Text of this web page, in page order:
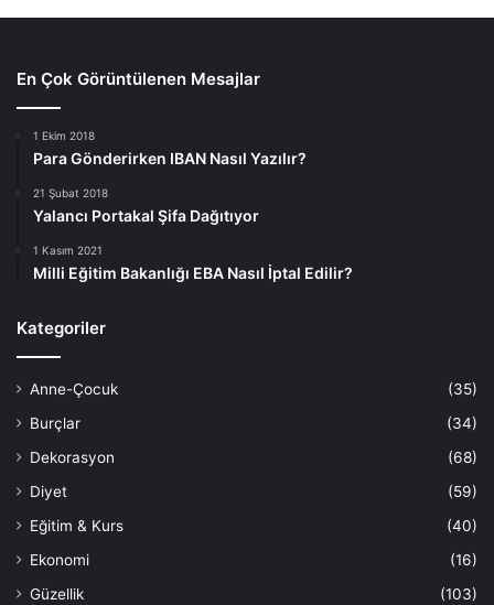
En Çok Görüntülenen Mesajlar
1 Ekim 2018
Para Gönderirken IBAN Nasıl Yazılır?
21 Şubat 2018
Yalancı Portakal Şifa Dağıtıyor
1 Kasım 2021
Milli Eğitim Bakanlığı EBA Nasıl İptal Edilir?
Kategoriler
Anne-Çocuk
(35)
Burçlar
(34)
Dekorasyon
(68)
Diyet
(59)
Eğitim & Kurs
(40)
Ekonomi
(16)
Güzellik
(103)